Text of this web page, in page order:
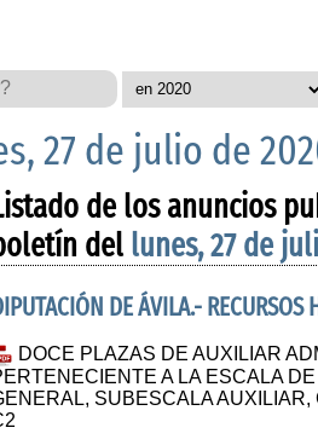
27 de julio de
de los anuncios
del lunes, 27 de
DE ÁVILA.- RECURSOS
DOCE PLAZAS DE AUXILIAR
A LA ESCALA
SUBESCALA